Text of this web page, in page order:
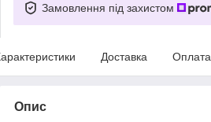
Замовлення під захистом
Доставка Оплата
Опис